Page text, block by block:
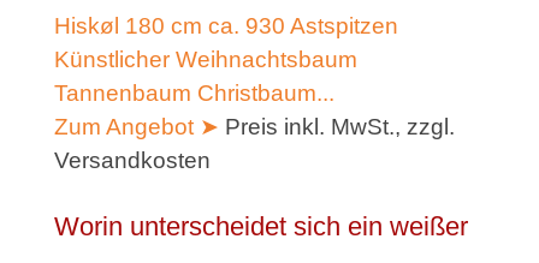
Hiskøl 180 cm ca. 930 Astspitzen
Künstlicher Weihnachtsbaum
Tannenbaum Christbaum...
Zum Angebot ➤ Preis inkl. MwSt., zzgl.
Versandkosten
Worin unterscheidet sich ein weißer